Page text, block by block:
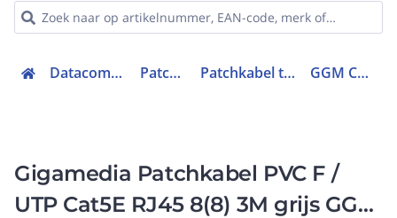
Datacommunicatie Patchkabels Patchkabel twisted pair GGM CAT5EB3M
Gigamedia Patchkabel PVC F /
UTP Cat5E RJ45 8(8) 3M grijs GGM